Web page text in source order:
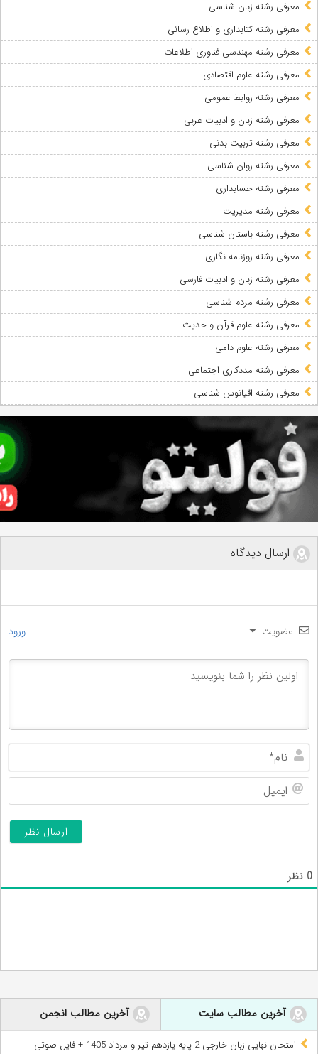
معرفی رشته زبان شناسی
معرفی رشته کتابداری و اطلاع رسانی
معرفی رشته مهندسی فناوری اطلاعات
معرفی رشته علوم اقتصادی
معرفی رشته روابط عمومی
معرفی رشته زبان و ادبیات عربی
معرفی رشته تربیت بدنی
معرفی رشته روان شناسی
معرفی رشته حسابداری
معرفی رشته مدیریت
معرفی رشته باستان شناسی
معرفی رشته روزنامه نگاری
معرفی رشته زبان و ادبیات فارسی
معرفی رشته مردم شناسی
معرفی رشته علوم قرآن و حدیث
معرفی رشته علوم دامی
معرفی رشته مددکاری اجتماعی
معرفی رشته اقیانوس شناسی
ارسال دیدگاه
عضویت ورود
0 نظر
آخرین مطالب سایت آخرین مطالب انجمن
امتحان نهایی زبان خارجی 2 پایه یازدهم تیر و مرداد 1405 + فایل صوتی